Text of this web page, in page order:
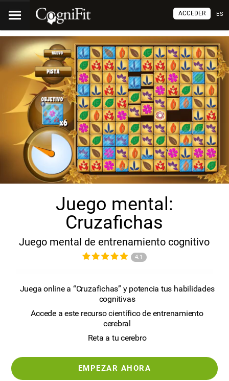
ES
ACCEDER
Juego mental:
Cruzafichas
Juego mental de entrenamiento cognitivo
4.1
Juega online a “Cruzafichas” y potencia tus habilidades
cognitivas
Accede a este recurso científico de entrenamiento
cerebral
Reta a tu cerebro
EMPEZAR AHORA